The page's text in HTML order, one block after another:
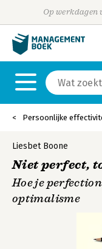
Op werkdagen
Persoonlijke
Liesbet Boone
Niet perfect,
Hoe je
optimalisme